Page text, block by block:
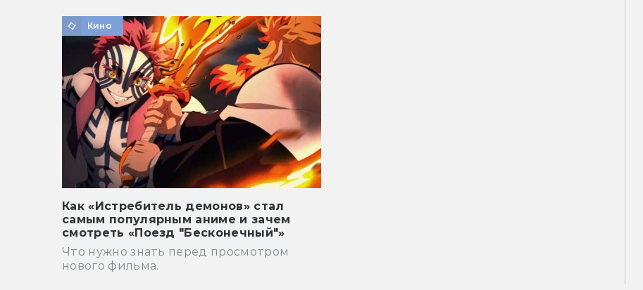
Кино
Как «Истребитель демонов» стал
самым популярным аниме и зачем
смотреть «Поезд "Бесконечный"»
Что нужно знать перед просмотром
нового фильма.